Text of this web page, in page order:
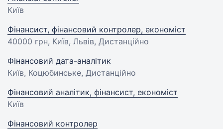
Київ
Фінансист, фінансовий контролер, економіст
40000 грн, Київ, Львів, Дистанційно
Фінансовий дата-аналітик
Київ, Коцюбинське, Дистанційно
Фінансовий аналітик, фінансист, економіст
Київ
Фінансовий контролер